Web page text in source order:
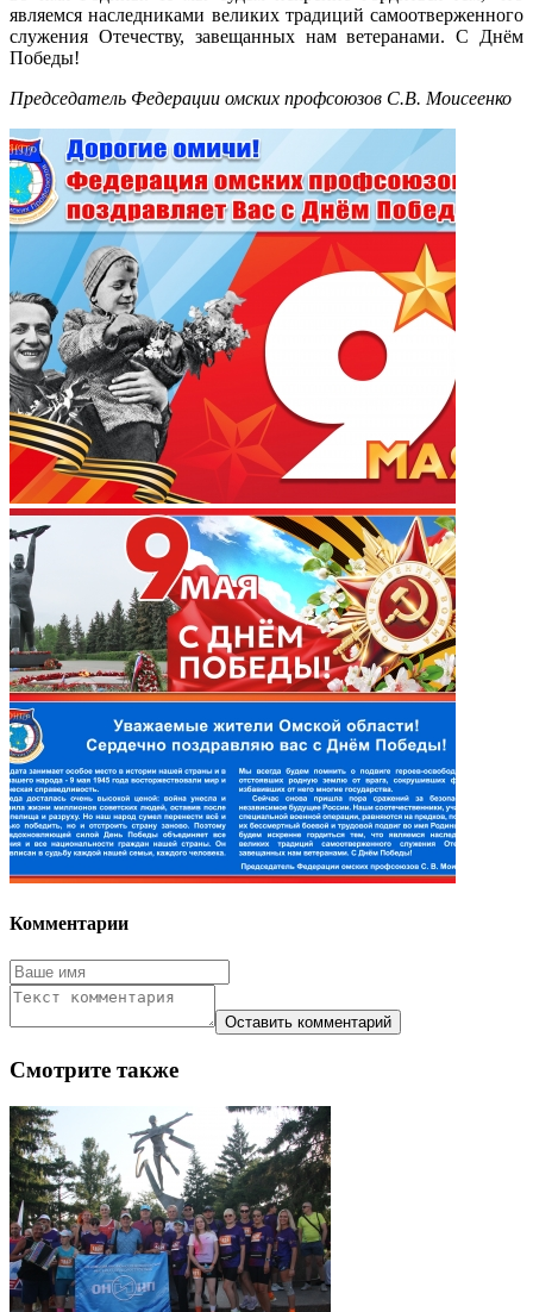
являемся наследниками великих традиций самоотверженного
служения Отечеству, завещанных нам ветеранами. С Днём
Победы!
Председатель Федерации омских профсоюзов С.В. Моисеенко
Комментарии
Смотрите также